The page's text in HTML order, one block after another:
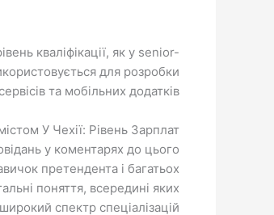
кваліфікації, як у senior-
для розробки
та мобільних додатків.
У Чехії: Рівень Зарплат
у коментарях до цього
претендента і багатьох
поняття, всередині яких
спектр спеціалізацій.